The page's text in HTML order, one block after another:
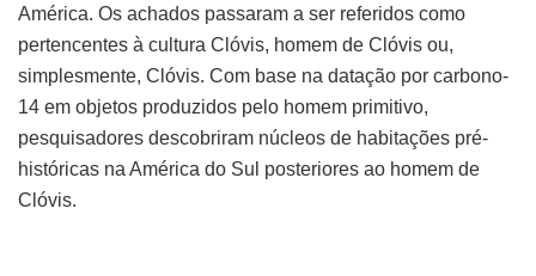
América. Os achados passaram a ser referidos como
pertencentes à cultura Clóvis, homem de Clóvis ou,
simplesmente, Clóvis. Com base na datação por carbono-
14 em objetos produzidos pelo homem primitivo,
pesquisadores descobriram núcleos de habitações pré-
históricas na América do Sul posteriores ao homem de
Clóvis.